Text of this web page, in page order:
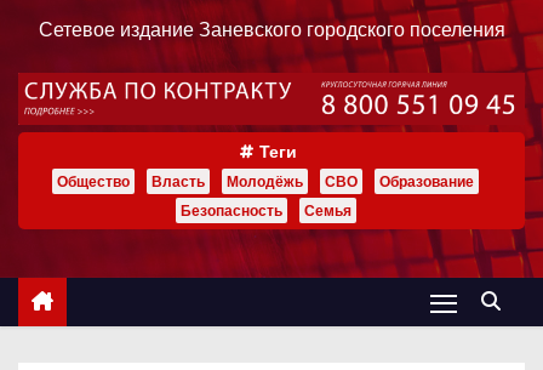
ж
Сетевое издание Заневского городского поселения
Теги
Общество Власть Молодёжь СВО
Образование
Безопасность
Семья